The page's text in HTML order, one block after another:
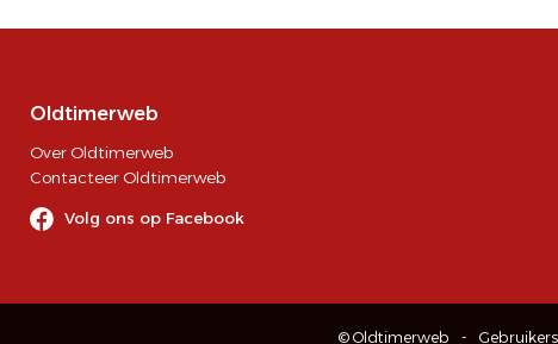
Oldtimerweb
Over Oldtimerweb
Contacteer Oldtimerweb
Volg ons op Facebook
© Oldtimerweb